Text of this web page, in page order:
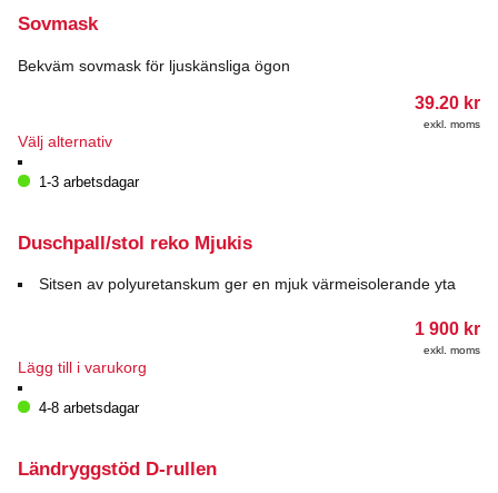
Sovmask
Bekväm sovmask för ljuskänsliga ögon
39.20 kr
exkl. moms
Välj alternativDen
produkten
varianter.
olika
på
produktsidan
1-3 arbetsdagar
Duschpall/stol reko Mjukis
Sitsen av polyuretanskum ger en mjuk värmeisolerande yta
1 900 kr
exkl. moms
Lägg till i varukorg
4-8 arbetsdagar
Ländryggstöd D-rullen